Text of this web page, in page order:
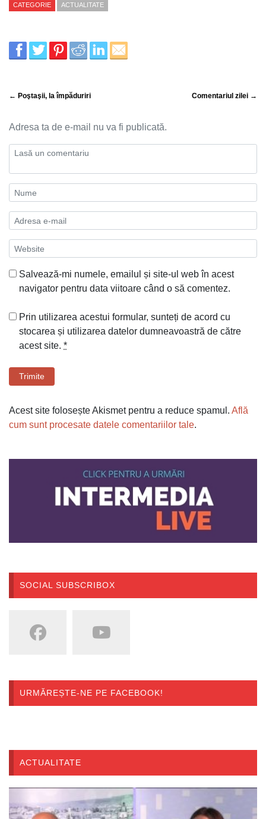
CATEGORIE ACTUALITATE
← Poştaşii, la împăduriri Comentariul zilei →
Adresa ta de e-mail nu va fi publicată.
Salvează-mi numele, emailul și site-ul web în acest
navigator pentru data viitoare când o să comentez.
Prin utilizarea acestui formular, sunteți de acord cu
stocarea și utilizarea datelor dumneavoastră de către
acest site. *
Trimite
Acest site folosește Akismet pentru a reduce spamul. Află
cum sunt procesate datele comentariilor tale.
SOCIAL SUBSCRIBOX
URMĂREȘTE-NE PE FACEBOOK!
ACTUALITATE